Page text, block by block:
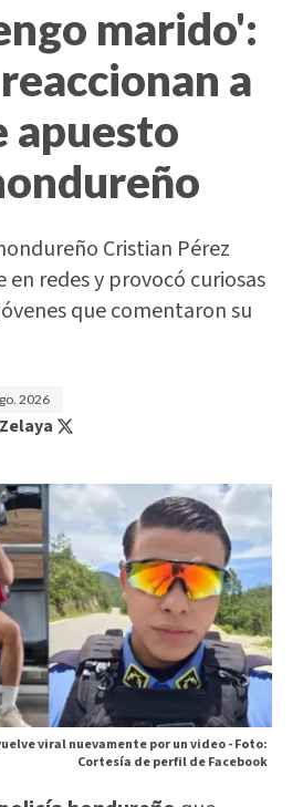
marido':
a
apuesto
Cristian Pérez
en redes y provocó curiosas
que comentaron su
2026
viral nuevamente por un video -Foto:
Cortesía de perfil de Facebook